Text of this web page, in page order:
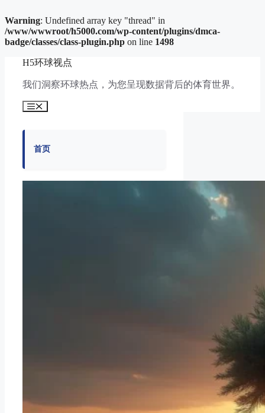
Warning: Undefined array key "thread" in
/www/wwwroot/h5000.com/wp-content/plugins/dmca-
badge/classes/class-plugin.php on line 1498
H5环球视点
我们洞察环球热点，为您呈现数据背后的体育世界。
菜
首页